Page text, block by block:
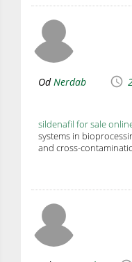
OdNerdab
sildenafil for sale
systems in
and cross-